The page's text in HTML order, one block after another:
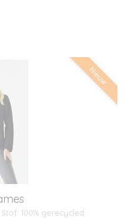
Nieuw
100% gerecycled…